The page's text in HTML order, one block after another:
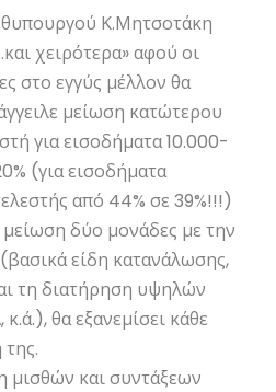
Κ.Μητσοτάκη
χειρότερα» αφού οι
στο εγγύς μέλλον θα
μείωση κατώτερου
για εισοδήματα 10.000-
(για εισοδήματα
από 44% σε 39%!!!)
δύο μονάδες με την
είδη κατανάλωσης,
τη διατήρηση υψηλών
θα εξανεμίσει κάθε
μισθών και συντάξεων